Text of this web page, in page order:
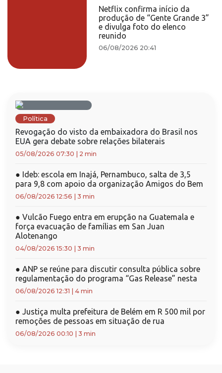
Netflix confirma início da
produção de “Gente Grande 3”
e divulga foto do elenco
reunido
06/08/2026 20:41
Política
Revogação do visto da embaixadora do Brasil nos
EUA gera debate sobre relações bilaterais
05/08/2026 07:30 2 min
● Ideb: escola em Inajá, Pernambuco, salta de 3,5
para 9,8 com apoio da organização Amigos do Bem
06/08/2026 12:56 3 min
● Vulcão Fuego entra em erupção na Guatemala e
força evacuação de famílias em San Juan
Alotenango
04/08/2026 15:30 3 min
● ANP se reúne para discutir consulta pública sobre
regulamentação do programa “Gas Release” nesta
06/08/2026 12:31 4 min
● Justiça multa prefeitura de Belém em R 500 mil por
remoções de pessoas em situação de rua
06/08/2026 00:10 3 min